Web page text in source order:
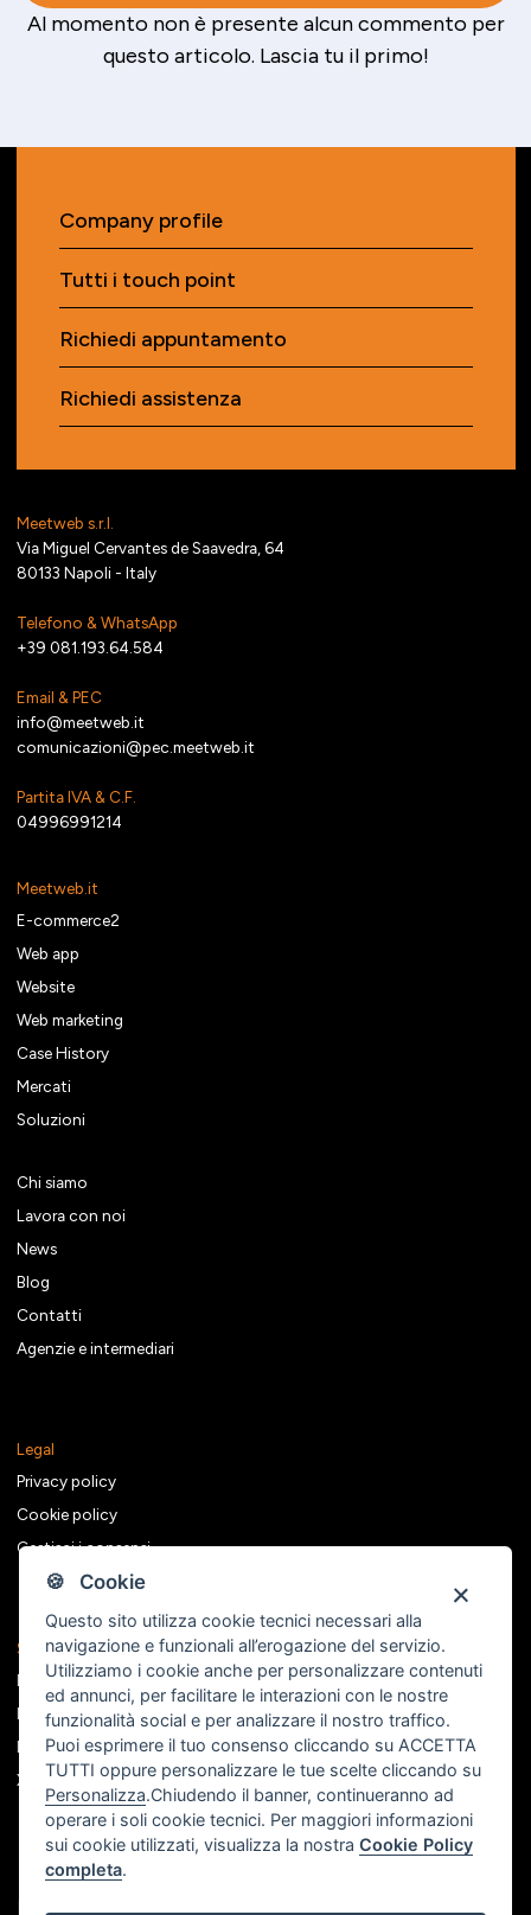
🍪 Cookie
Questo sito utilizza cookie tecnici necessari alla
navigazione e funzionali all’erogazione del servizio.
Utilizziamo i cookie anche per personalizzare contenuti
ed annunci, per facilitare le interazioni con le nostre
funzionalità social e per analizzare il nostro traffico.
Puoi esprimere il tuo consenso cliccando su ACCETTA
TUTTI oppure personalizzare le tue scelte cliccando su
Personalizza.Chiudendo il banner, continueranno ad
operare i soli cookie tecnici. Per maggiori informazioni
sui cookie utilizzati, visualizza la nostraCookie Policy
completa.
Al momento non è presente alcun commento per
questo articolo. Lascia tu il primo!
Meetweb s.r.l.
Via Miguel Cervantes de Saavedra, 64
80133 Napoli - Italy
Telefono & WhatsApp
+39 081.193.64.584
Email & PEC
info@meetweb.it
comunicazioni@pec.meetweb.it
Partita IVA & C.F.
04996991214
Meetweb.it
E-commerce2
Web app
Website
Web marketing
Case History
Mercati
Soluzioni
Chi siamo
Lavora con noi
News
Blog
Contatti
Agenzie e intermediari
Legal
Privacy policy
Cookie policy
Gestisci i consensi
Seguici sui social
Facebook
Instagram
Linkedin
X
Company profile
Tutti i touch point
Richiedi appuntamento
Richiedi assistenza